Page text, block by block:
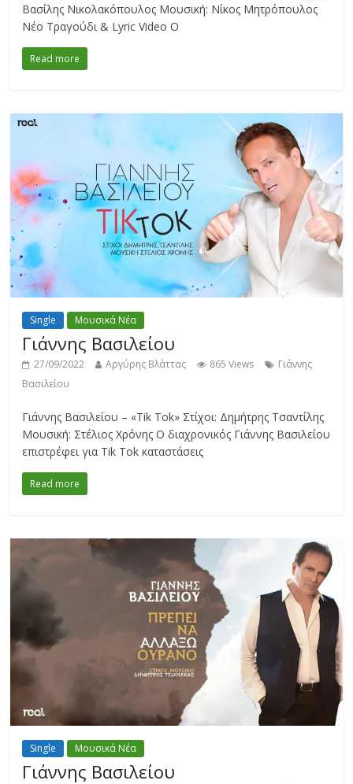
Βασίλης Νικολακόπουλος Μουσική: Νίκος Μητρόπουλος
Νέο Τραγούδι & Lyric Video Ο
Read more
Single Μουσικά Νέα
Γιάννης Βασιλείου
27/09/2022 Αργύρης Βλάττας 865 Views
Γιάννης
Βασιλείου
Γιάννης Βασιλείου – «Tik Tok» Στίχοι: Δημήτρης Τσαντίλης
Μουσική: Στέλιος Χρόνης Ο διαχρονικός Γιάννης Βασιλείου
επιστρέφει για Tik Tok καταστάσεις
Read more
Single Μουσικά Νέα
Γιάννης Βασιλείου